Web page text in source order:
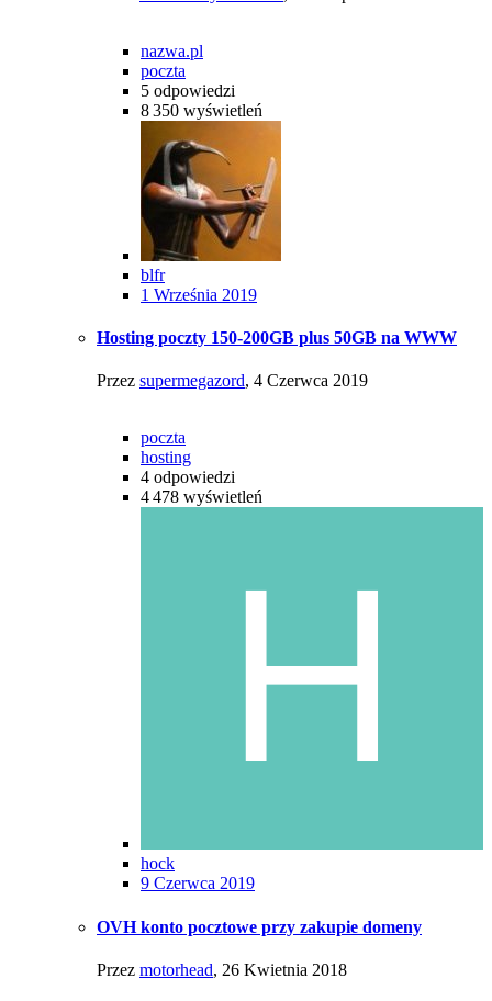
nazwa.pl
poczta
5 odpowiedzi
8 350 wyświetleń
blfr
1 Września 2019
Hosting poczty 150-200GB plus 50GB na WWW
Przez supermegazord, 4 Czerwca 2019
poczta
hosting
4 odpowiedzi
4 478 wyświetleń
hock
9 Czerwca 2019
OVH konto pocztowe przy zakupie domeny
Przez motorhead, 26 Kwietnia 2018